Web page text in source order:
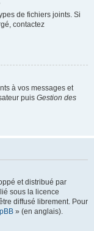
de fichiers joints. Si
contactez
à vos messages et
puis Gestion des
et distribué par
sous la licence
diffusé librement. Pour
» (en anglais).